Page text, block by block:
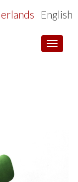
Toggle
English